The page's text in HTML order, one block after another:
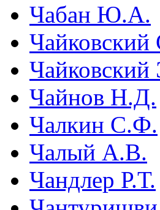
Чабан Ю.А.
Чайнов Н.Д.
Чалкин С.Ф.
Чалый А.В.
Чандлер Р.Т.